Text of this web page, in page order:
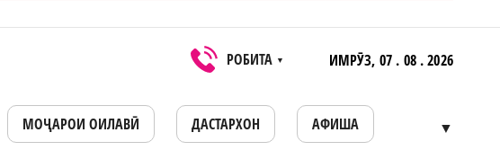
РОБИТА ▼ ИМРӮЗ, 07 . 08 . 2026
МОҶАРОИ ОИЛАВӢ ДАСТАРХОН АФИША ▼